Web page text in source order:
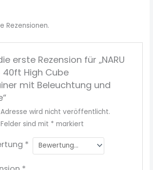
Rezensionen.
erste Rezension für „NARU
High Cube
mit Beleuchtung und
wird nicht veröffentlicht.
sind mit * markiert
*